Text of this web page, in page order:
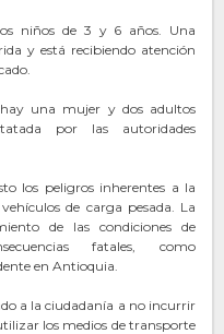
niños de 3 y 6 años. Una
y está recibiendo atención
una mujer y dos adultos
por las autoridades
los peligros inherentes a la
de carga pesada. La
de las condiciones de
fatales, como
en Antioquia.
a la ciudadanía a no incurrir
los medios de transporte